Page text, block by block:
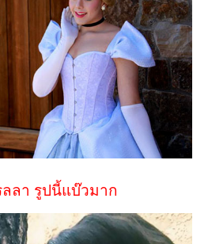
ลลา รูปนี้แบ๊วมาก